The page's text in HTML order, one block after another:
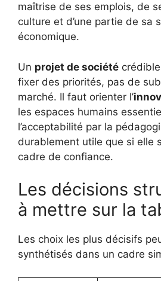
maîtrise de ses emplois, de
culture et d’une partie de sa
économique.
Un projet de société
fixer des priorités, pas de
marché. Il faut orienter l’
les espaces humains
l’acceptabilité par la
durablement utile que si elle
cadre de confiance.
Les décisions
à mettre sur la
Les choix les plus décisifs
synthétisés dans un cadre